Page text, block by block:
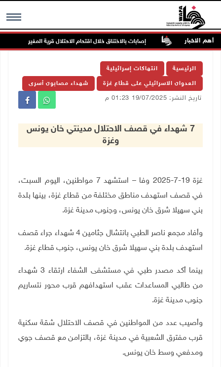
MENU أهم الاخبار
بالخطر إصابات بالاختناق خلال اقتحام الاحتلال قرية المغير
الرئيسية انتهاكات إسرائيلية
العدوان الاسرائيلي على قطاع غزة شهداء مصابون أسرى
تاريخ النشر: 19/07/2025 01:23 م
7 شهداء في قصف الاحتلال مدينتي خان يونس
وغزة
غزة 19-7-2025 وفا – استشهد 7 مواطنين، اليوم السبت،
في قصف استهدف مناطق مختلفة من قطاع غزة، بينها بلدة
بني سهيلا شرق خان يونس، وجنوب مدينة غزة.
وأفاد مجمع ناصر الطبي بانتشال جثامين 4 شهداء جراء قصف
استهدف بلدة بني سهيلا شرق خان يونس، جنوب قطاع غزة.
بينما أكد مصدر طبي في مستشفى الشفاء ارتقاء 3 شهداء
من طالبي المساعدات عقب استهدافهم قرب محور نتساريم
جنوب مدينة غزة.
وأصيب عدد من المواطنين في قصف الاحتلال شقة سكنية
قرب مفترق الشعبية في مدينة غزة، بالتزامن مع قصف جوي
ومدفعي وسط خان يونس.